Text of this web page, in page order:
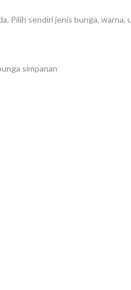
Pilih sendiri jenis bunga, warna,
simpanan